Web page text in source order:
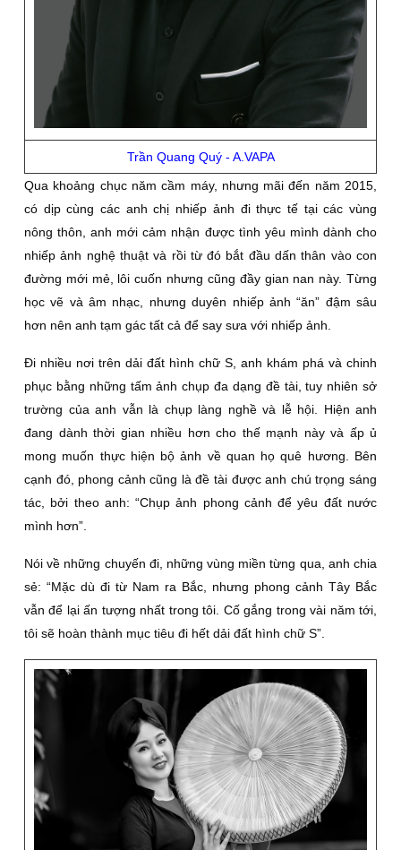
Trần Quang Quý - A.VAPA
Qua khoảng chục năm cầm máy, nhưng mãi đến năm 2015,
có dịp cùng các anh chị nhiếp ảnh đi thực tế tại các vùng
nông thôn, anh mới cảm nhận được tình yêu mình dành cho
nhiếp ảnh nghệ thuật và rồi từ đó bắt đầu dấn thân vào con
đường mới mẻ, lôi cuốn nhưng cũng đầy gian nan này. Từng
học vẽ và âm nhạc, nhưng duyên nhiếp ảnh “ăn” đậm sâu
hơn nên anh tạm gác tất cả để say sưa với nhiếp ảnh.
Đi nhiều nơi trên dải đất hình chữ S, anh khám phá và chinh
phục bằng những tấm ảnh chụp đa dạng đề tài, tuy nhiên sở
trường của anh vẫn là chụp làng nghề và lễ hội. Hiện anh
đang dành thời gian nhiều hơn cho thế mạnh này và ấp ủ
mong muốn thực hiện bộ ảnh về quan họ quê hương. Bên
cạnh đó, phong cảnh cũng là đề tài được anh chú trọng sáng
tác, bởi theo anh: “Chụp ảnh phong cảnh để yêu đất nước
mình hơn”.
Nói về những chuyến đi, những vùng miền từng qua, anh chia
sẻ: “Mặc dù đi từ Nam ra Bắc, nhưng phong cảnh Tây Bắc
vẫn để lại ấn tượng nhất trong tôi. Cố gắng trong vài năm tới,
tôi sẽ hoàn thành mục tiêu đi hết dải đất hình chữ S”.